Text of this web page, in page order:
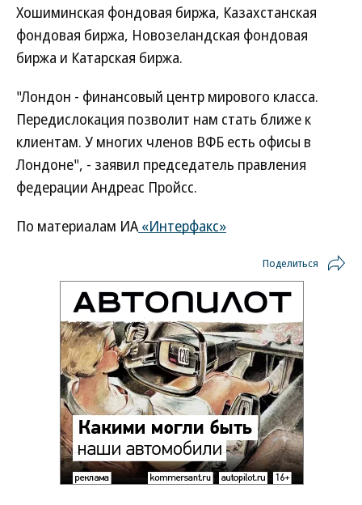
Хошиминская фондовая биржа, Казахстанская
фондовая биржа, Новозеландская фондовая
биржа и Катарская биржа.
"Лондон - финансовый центр мирового класса.
Передислокация позволит нам стать ближе к
клиентам. У многих членов ВФБ есть офисы в
Лондоне", - заявил председатель правления
федерации Андреас Пройсс.
По материалам ИА «Интерфакс»
Поделиться